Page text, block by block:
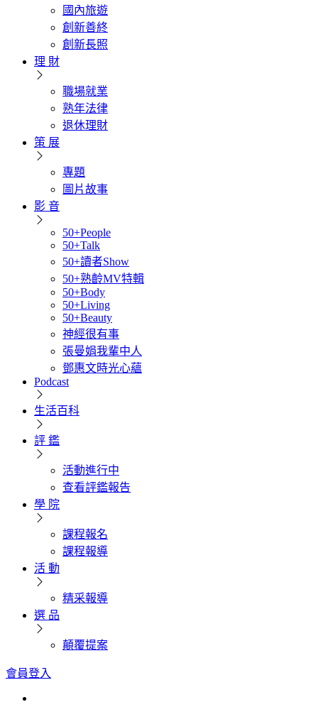
國內旅遊
創新善終
創新長照
理 財
職場就業
熟年法律
退休理財
策 展
專題
圖片故事
影 音
50+People
50+Talk
50+讀者Show
50+熟齡MV特輯
50+Body
50+Living
50+Beauty
神經很有事
張曼娟我輩中人
鄧惠文時光心蘊
Podcast
生活百科
評 鑑
活動進行中
查看評鑑報告
學 院
課程報名
課程報導
活 動
精采報導
選 品
顛覆提案
會員登入